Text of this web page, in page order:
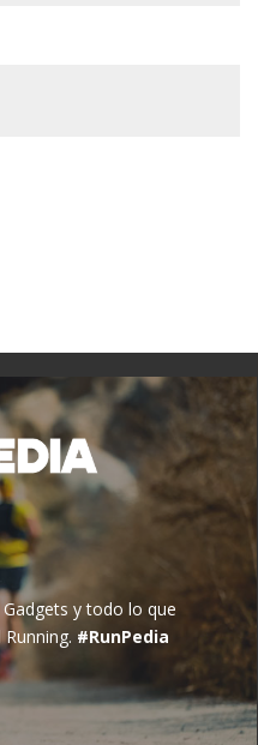
y todo lo que
#RunPedia